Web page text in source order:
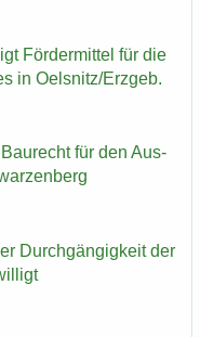
För­der­mit­tel für die
in Oels­nitz/Erz­geb.
für den Aus­
Durch­gän­gig­keit der